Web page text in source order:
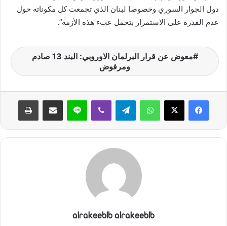
دول الجوار السوري وخصوصا لبنان الذي تجمعت كل مكوناته حول
عدم القدرة على الاستمرار بتحمل عبء هذه الأزمة”.
معوض عن قرار البرلمان الاوروبي: البند 13 صادم
ومرفوض
واتساب لاين
alrakeeblb alrakeeblb